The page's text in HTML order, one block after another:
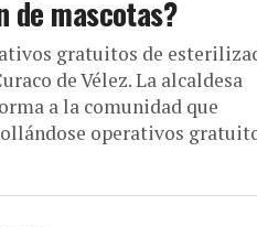
de mascotas?
gratuitos de
de Vélez. La alcaldesa
a la comunidad que
operativos